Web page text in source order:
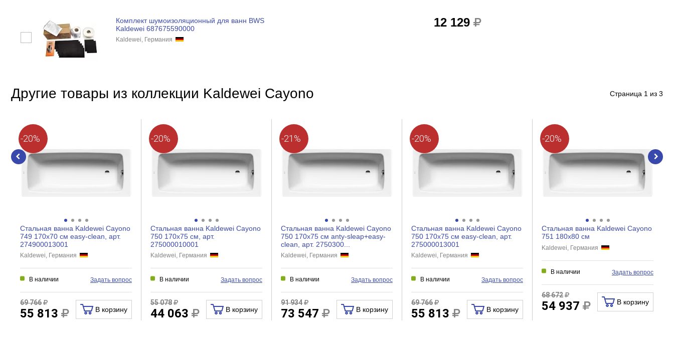
Комплект шумоизоляционный для ванн BWS
Kaldewei 687675590000
Kaldewei, Германия
12 129
Другие товары из коллекции Kaldewei Cayono Страница 1 из 3
-20%
Стальная ванна Kaldewei Cayono
749 170x70 см easy-clean, арт.
274900013001
Kaldewei, Германия
В наличии Задать вопрос
69 766
55 813 В корзину
-20%
Стальная ванна Kaldewei Cayono
750 170x75 см, арт.
275000010001
Kaldewei, Германия
В наличии Задать вопрос
55 078
44 063 В корзину
-21%
Стальная ванна Kaldewei Cayono
750 170x75 см anty-sleap+easy-
сlean, арт. 2750300...
Kaldewei, Германия
В наличии Задать вопрос
91 934
73 547 В корзину
-20%
Стальная ванна Kaldewei Cayono
750 170x75 см easy-сlean, арт.
275000013001
Kaldewei, Германия
В наличии Задать вопрос
69 766
55 813 В корзину
-20%
Стальная ванна Kaldewei Cayono
751 180x80 см
Kaldewei, Германия
В наличии Задать вопрос
68 672
54 937 В корзину